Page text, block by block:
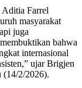
Aditia Farrel
masyarakat
juga
bahwa
internasional
ujar Brigjen
(14/2/2026).